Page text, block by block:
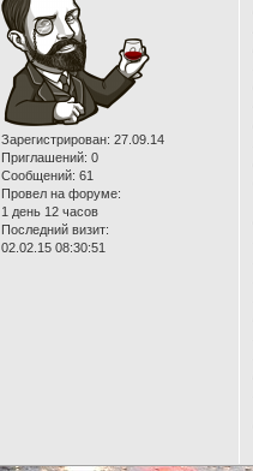
Зарегистрирован: 27.09.14
Приглашений: 0
Сообщений: 61
Провел на форуме:
1 день 12 часов
Последний визит:
02.02.15 08:30:51